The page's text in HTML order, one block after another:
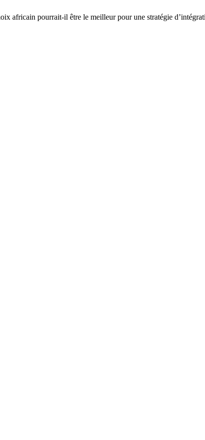
pourrait-il être le meilleur pour une stratégie